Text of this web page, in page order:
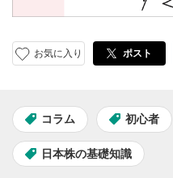
お気に入り ポスト
コラム 初心者
日本株の基礎知識